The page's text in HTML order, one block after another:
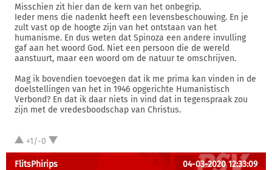
Misschien zit hier dan de kern van het onbegrip.
Ieder mens die nadenkt heeft een levensbeschouwing. En je
zult vast op de hoogte zijn van het ontstaan van het
humanisme. En dus weten dat Spinoza een andere invulling
gaf aan het woord God. Niet een persoon die de wereld
aanstuurt, maar een woord om de natuur te omschrijven.
Mag ik bovendien toevoegen dat ik me prima kan vinden in de
doelstellingen van het in 1946 opgerichte Humanistisch
Verbond? En dat ik daar niets in vind dat in tegenspraak zou
zijn met de vredesboodschap van Christus.
+1/-0
FlitsPhirips 04-03-2020 12:33:09